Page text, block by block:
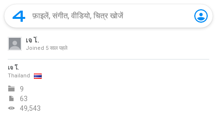
เจ โ.
Joined 5 साल पहले
เจ โ.
Thailand
9
63
49,543